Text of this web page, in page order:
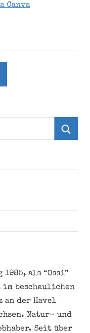
Canva
1985, als “Ossi”
im beschaulichen
an der Havel
Natur- und
Seit über